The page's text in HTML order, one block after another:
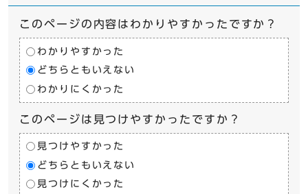
このページの内容はわかりやすかったですか？
わかりやすかった
どちらともいえない
わかりにくかった
このページは見つけやすかったですか？
見つけやすかった
どちらともいえない
見つけにくかった